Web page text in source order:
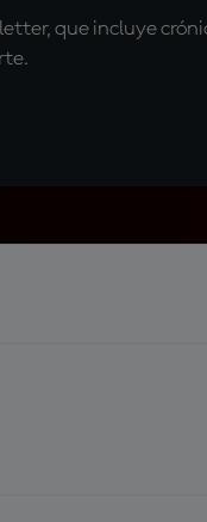
que incluye